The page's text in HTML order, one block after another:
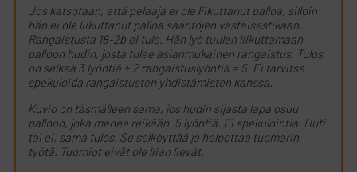
Jos katsotaan, että pelaaja ei ole liikuttanut palloa, silloin
hän ei ole liikuttanut palloa sääntöjen vastaisestikaan.
Rangaistusta 18-2b ei tule. Hän lyö tuulen liikuttamaan
palloon hudin, josta tulee asianmukainen rangaistus. Tulos
on selkeä 3 lyöntiä + 2 rangaistuslyöntiä = 5. Ei tarvitse
spekuloida rangaistusten yhdistämisten kanssa.
Kuvio on täsmälleen sama, jos hudin sijasta lapa osuu
palloon, joka menee reikään. 5 lyöntiä. Ei spekulointia. Huti
tai ei, sama tulos. Se selkeyttää ja helpottaa tuomarin
työtä. Tuomiot eivät ole liian lievät.